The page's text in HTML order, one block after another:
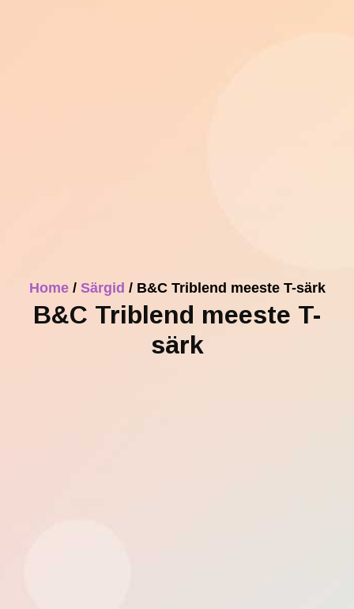
Home/ Särgid / B&C Triblend meeste T-särk
B&C Triblend meeste T-
särk